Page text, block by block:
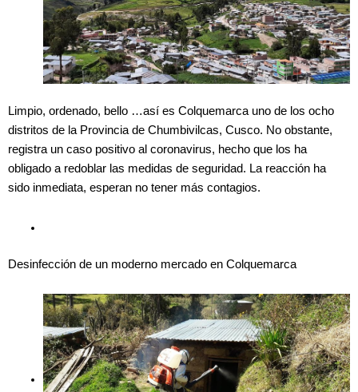
Limpio, ordenado, bello …así es Colquemarca uno de los ocho
distritos de la Provincia de Chumbivilcas, Cusco. No obstante,
registra un caso positivo al coronavirus, hecho que los ha
obligado a redoblar las medidas de seguridad. La reacción ha
sido inmediata, esperan no tener más contagios.
Desinfección de un moderno mercado en Colquemarca